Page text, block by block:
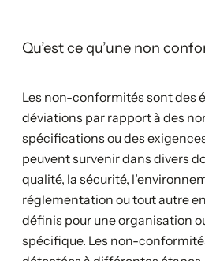
Qu’est ce qu’une non
Les non-conformités sont des
déviations par rapport à des
spécifications ou des
peuvent survenir dans divers
qualité, la sécurité,
réglementation ou tout autre
définis pour une organisation
spécifique. Les non-